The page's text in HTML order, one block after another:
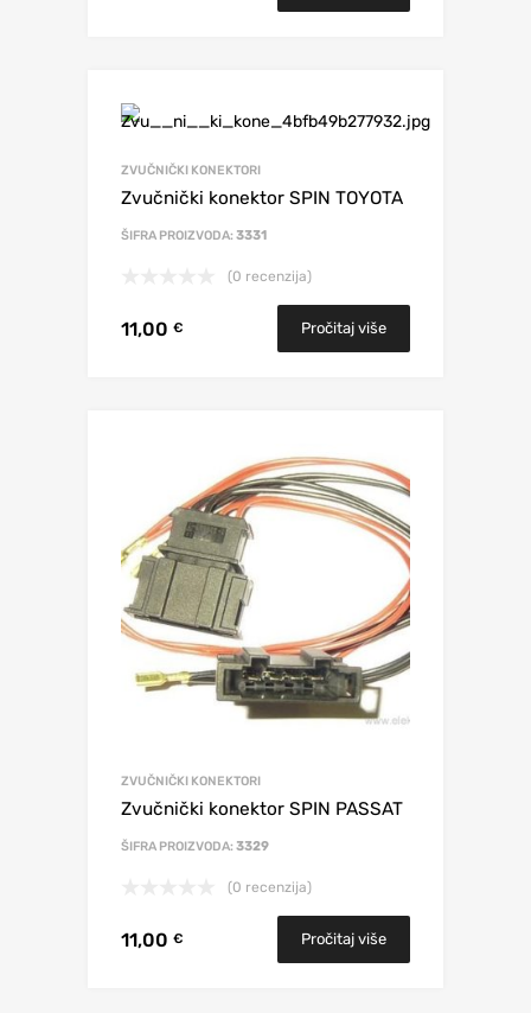
ZVUČNIČKI KONEKTORI
Zvučnički konektor SPIN TOYOTA
ŠIFRA PROIZVODA: 3331
(0 recenzija)
11,00 € Pročitaj više
ZVUČNIČKI KONEKTORI
Zvučnički konektor SPIN PASSAT
ŠIFRA PROIZVODA: 3329
(0 recenzija)
11,00 € Pročitaj više